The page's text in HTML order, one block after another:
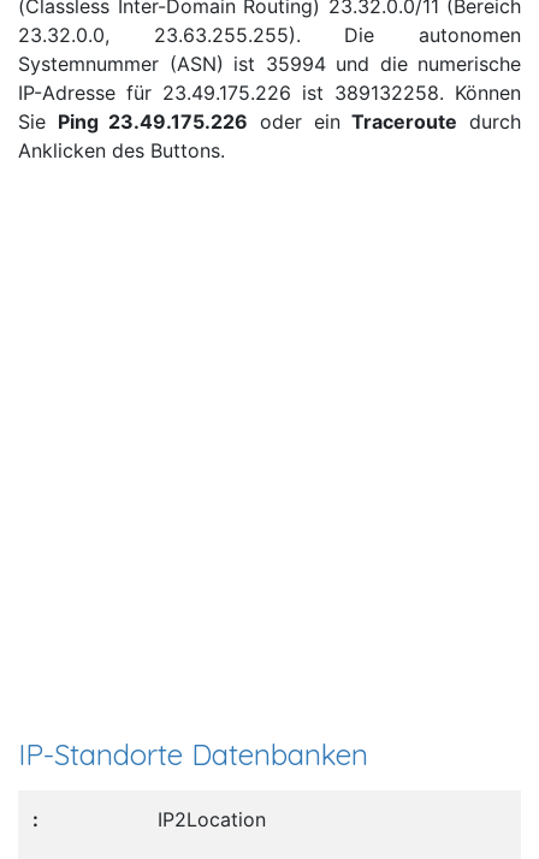
(Classless Inter-Domain Routing) 23.32.0.0/11 (Bereich
23.32.0.0, 23.63.255.255). Die autonomen
Systemnummer (ASN) ist 35994 und die numerische
IP-Adresse für 23.49.175.226 ist 389132258. Können
Sie Ping 23.49.175.226 oder einTraceroute durch
Anklicken des Buttons.
IP-Standorte Datenbanken
IP2Location